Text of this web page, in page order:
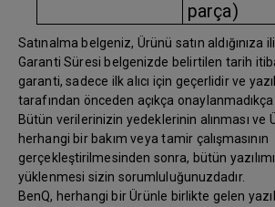
parça)
Satınalma belgeniz, Ürünü satın aldığınıza
Garanti Süresi belgenizde belirtilen tarih
garanti, sadece ilk alıcı için geçerlidir ve
tarafından önceden açıkça
Bütün verilerinizin yedeklerinin alınması ve
herhangi bir bakım veya tamir çalışmasının
gerçekleştirilmesinden sonra, bütün
yüklenmesi sizin sorumluluğunuzdadır.
BenQ, herhangi bir Ürünle birlikte gelen